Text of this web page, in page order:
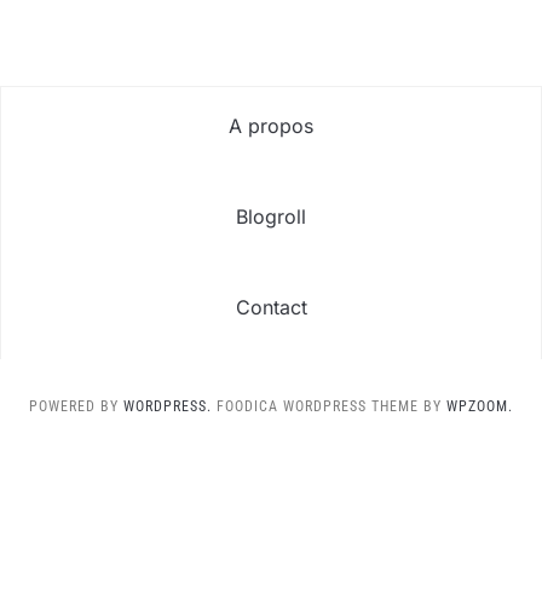
A propos
Blogroll
Contact
POWERED BY WORDPRESS. FOODICA WORDPRESS THEME BY WPZOOM.